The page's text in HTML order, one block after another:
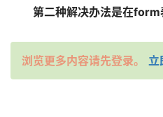
第二种解决办法是在form
浏览更多内容请先登录。 立